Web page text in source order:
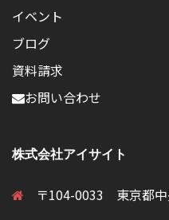
イベント
ブログ
資料請求
お問い合わせ
株式会社アイサイト
〒104-0033 東京都